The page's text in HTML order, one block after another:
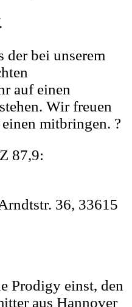
der bei unserem
auf einen
Wir freuen
mitbringen. ?
87,9:
36, 33615
Prodigy einst, den
aus Hannover